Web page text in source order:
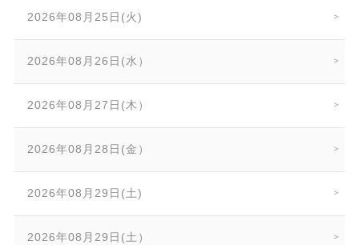
2026年08月25日(火)
2026年08月26日(水）
2026年08月27日(木）
2026年08月28日(金）
2026年08月29日(土)
2026年08月29日(土）